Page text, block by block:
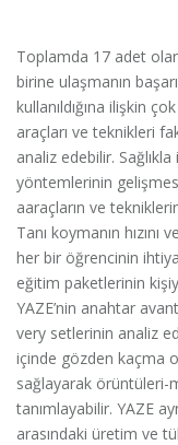
Toplamda 17 adet
birine ulaşmanın
kullanıldığına ilişkin
araçları ve teknikleri
analiz edebilir.
yöntemlerinin
aaraçların ve
Tanı koymanın
her bir öğrencinin
eğitim paketlerinin
YAZE’nin anahtar
very setlerinin analiz
içinde gözden kaçma
sağlayarak örüntüleri-
tanımlayabilir. YAZE
arasındaki üretim ve